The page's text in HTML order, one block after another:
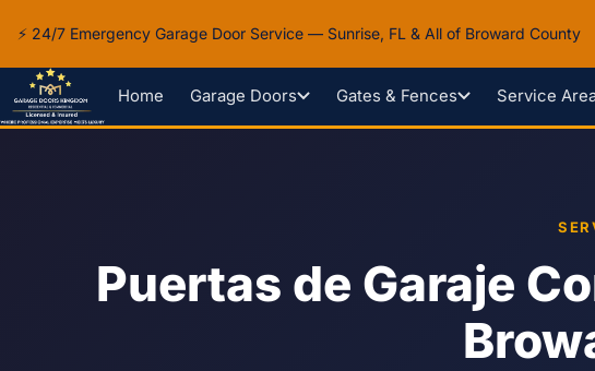
⚡ 24/7 Emergency Garage Door Service — Sunrise, FL & All of Broward County
Home Garage Doors Gates & Fences Service
Puertas de Garaje